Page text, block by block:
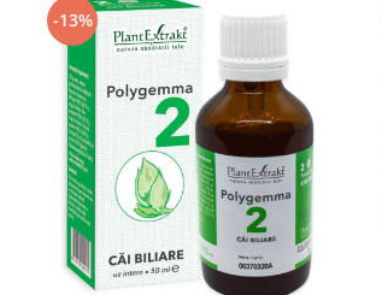
-13%